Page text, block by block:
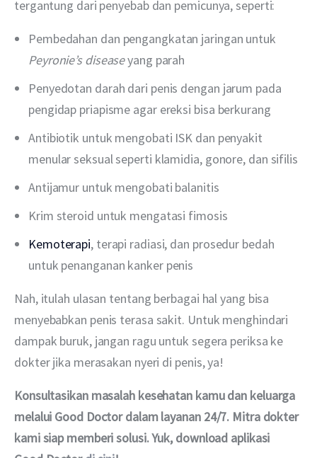
tergantung dari penyebab dan pemicunya, seperti:
Pembedahan dan pengangkatan jaringan untuk
Peyronie’s diseaseyang parah
Penyedotan darah dari penis dengan jarum pada
pengidap priapisme agar ereksi bisa berkurang
Antibiotik untuk mengobati ISK dan penyakit
menular seksual seperti klamidia, gonore, dan sifilis
Antijamur untuk mengobati balanitis
Krim steroid untuk mengatasi fimosis
Kemoterapi, terapi radiasi, dan prosedur bedah
untuk penanganan kanker penis
Nah, itulah ulasan tentang berbagai hal yang bisa
menyebabkan penis terasa sakit. Untuk menghindari
dampak buruk, jangan ragu untuk segera periksa ke
dokter jika merasakan nyeri di penis, ya!
Konsultasikan masalah kesehatan kamu dan keluarga
melalui Good Doctor dalam layanan 24/7. Mitra dokter
kami siap memberi solusi. Yuk, download aplikasi